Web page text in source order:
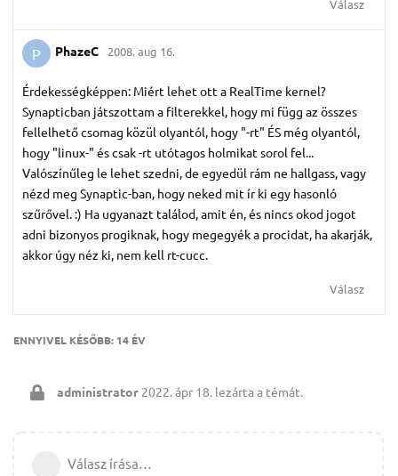
Válasz
P PhazeC 2008. aug 16.
Érdekességképpen: Miért lehet ott a RealTime kernel?
Synapticban játszottam a filterekkel, hogy mi függ az összes
fellelhető csomag közül olyantól, hogy "-rt" ÉS még olyantól,
hogy "linux-" és csak -rt utótagos holmikat sorol fel...
Valószínűleg le lehet szedni, de egyedül rám ne hallgass, vagy
nézd meg Synaptic-ban, hogy neked mit ír ki egy hasonló
szűrővel. :) Ha ugyanazt találod, amit én, és nincs okod jogot
adni bizonyos progiknak, hogy megegyék a procidat, ha akarják,
akkor úgy néz ki, nem kell rt-cucc.
Válasz
ENNYIVEL KÉSŐBB: 14 ÉV
administrator 2022. ápr 18. lezárta a témát.
Válasz írása…